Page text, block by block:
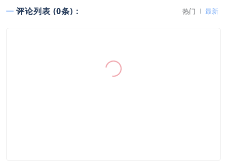
评论列表 (0条)： 热门 最新